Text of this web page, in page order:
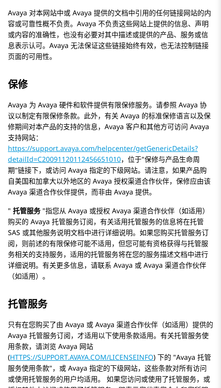
Avaya 对本网站中或 Avaya 提供的文档中引用的任何链接网站的内
容或可靠性概不负责。 Avaya 不负责这些网站上提供的信息、声明
或内容的准确性，也没有必要对其中描述或提供的产品、服务或信
息表示认可。 Avaya 无法保证这些链接始终有效，也无法控制链接
页面的可用性。
保修
Avaya 为 Avaya 硬件和软件提供有限保修服务。请参照 Avaya 协
议以制定有限保修条款。此外，有关 Avaya 的标准保修语言以及保
修期间对本产品的支持的信息， Avaya 客户和其他方可访问 Avaya
支持网站：
https://support.avaya.com/helpcenter/getGenericDetails?
detailId=C20091120112456651010，位于 保修与产品生命周
期 链接下，或访问 Avaya 指定的下级网站。请注意，如果产品购
自美国和加拿大以外地区的 Avaya 授权渠道合作伙伴，保修应由该
Avaya 渠道合作伙伴提供，而非由 Avaya 提供。
托管服务 指您从 Avaya 或授权 Avaya 渠道合作伙伴（如适用）
购买的 Avaya 托管服务订阅，有关适用托管服务的信息将在托管
SAS 或其他服务说明文档中进行详细说明。如果您购买托管服务订
阅，则前述的有限保修可能不适用，但您可能有资格获得与托管服
务相关的支持服务，适用的托管服务将在您的服务描述文档中进行
详细说明。有关更多信息，请联系 Avaya 或 Avaya 渠道合作伙伴
（如适用）。
托管服务
只有在您购买了由 Avaya 或 Avaya 渠道合作伙伴（如适用）提供的
Avaya 托管服务订阅，才适用以下使用条款适用。有关托管服务使
用条款，请浏览 Avaya 网站
(HTTPS://SUPPORT.AVAYA.COM/LICENSEINFO) 下的 Avaya 托管
服务使用条款 ，或 Avaya 指定的下级网站，这些条款对所有访问
或使用托管服务的用户均适用。 如果您访问或使用了托管服务，或